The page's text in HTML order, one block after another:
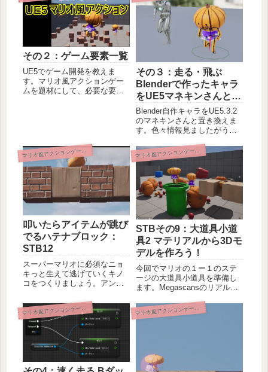
その２：ゲーム要素一覧
UE5でゲーム開発を教えま
す。マリオ風アクションゲー
ムを題材にして、必要な要素
その３：走る・飛ぶ
Blenderで作ったキャラ
をUE5マネキンさんと置
き換えよう！
Blender自作キャラをUE5.3.2
のマネキンさんと置き換えま
す。色々情報見ましたがうま
してようやくうまくいきまし
た。IKリターゲッタを使って
アニメーションBPまで置き換
えるのが便利です。
マ
リオ風アクションゲーム開発
叩いたらアイテムが跳び
でるハテナブロック：
STB12
スーパーマリオに必須なニョ
キっと生えて逃げていくキノ
コをつくりましょう。アンリ
テムやキャラクターを出す方
法・キャラクターをAIを使わ
ずに動かすポイントなど、例
のキノコの動きや機能を実現
する方法を解説します。
マ
リオ風アクションゲーム開発
STBその9：大道具小道
具2 マテリアルから3Dモ
デルを作ろう！
今回でマリオの１ー１のステ
ージの大道具小道具を準備し
ます。Megascansのリアル系
ンガブロックを作ったり、マ
テリアルの機能を使って色付
マ
リオ風アクションゲーム開発 マ
リオ風アクションゲーム開発